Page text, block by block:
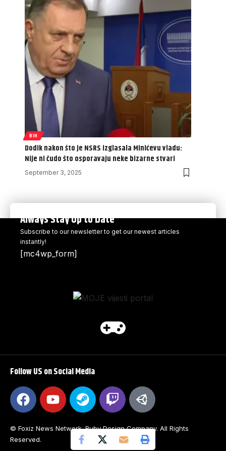
BIH
Dodik nakon što je NSRS izglasala Minićevu vladu:
Nije ni čudo što osporavaju neke bizarne stvari
September 3, 2025
Always Stay Up to Date
Subscribe to our newsletter to get our newest articles
instantly!
[mc4wp_form]
Follow US on Social Media
© Foxiz News Network. Ruby Design Company. All Rights
Reserved.